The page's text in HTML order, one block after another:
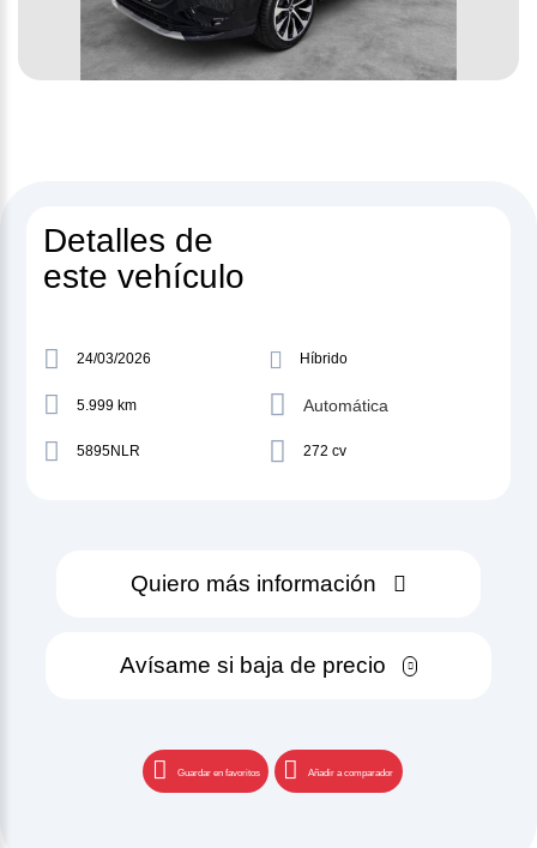
Detalles de
este vehículo
24/03/2026 Híbrido
5.999 km Automática
5895NLR 272 cv
Quiero más información
Avísame si baja de precio
Guardar en favoritos Añadir a comparador